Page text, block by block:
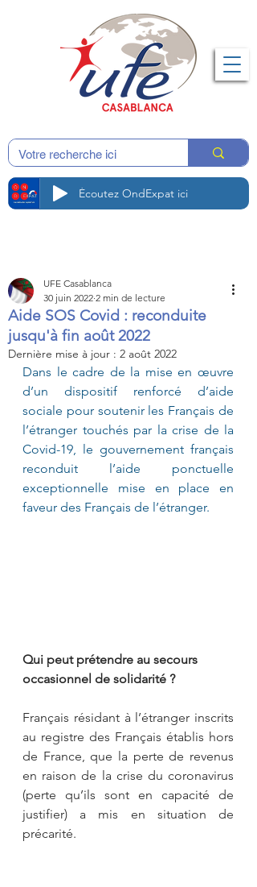
Écoutez OndExpat ici
Aide SOS Covid : reconduite
jusqu'à fin août 2022
UFE Casablanca
30 juin 2022 2 min de lecture
Dernière mise à jour : 2 août 2022
Dans le cadre de la mise en œuvre
d’un dispositif renforcé d’aide
sociale pour soutenir les Français de
l’étranger touchés par la crise de la
Covid-19, le gouvernement français
reconduit l’aide ponctuelle
exceptionnelle mise en place en
faveur des Français de l’étranger.
Qui peut prétendre au secours
occasionnel de solidarité ?
Français résidant à l’étranger inscrits
au registre des Français établis hors
de France, que la perte de revenus
en raison de la crise du coronavirus
(perte qu’ils sont en capacité de
justifier) a mis en situation de
précarité.